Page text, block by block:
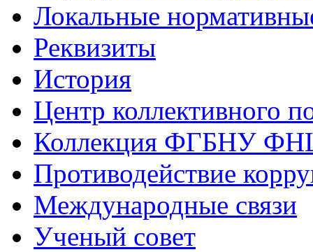
Локальные
Реквизиты
История
Центр коллективного
Коллекция ФГБНУ
Противодействие
Международные связи
Ученый совет